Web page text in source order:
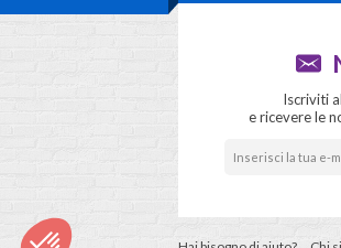
Iscriviti
e ricevere le